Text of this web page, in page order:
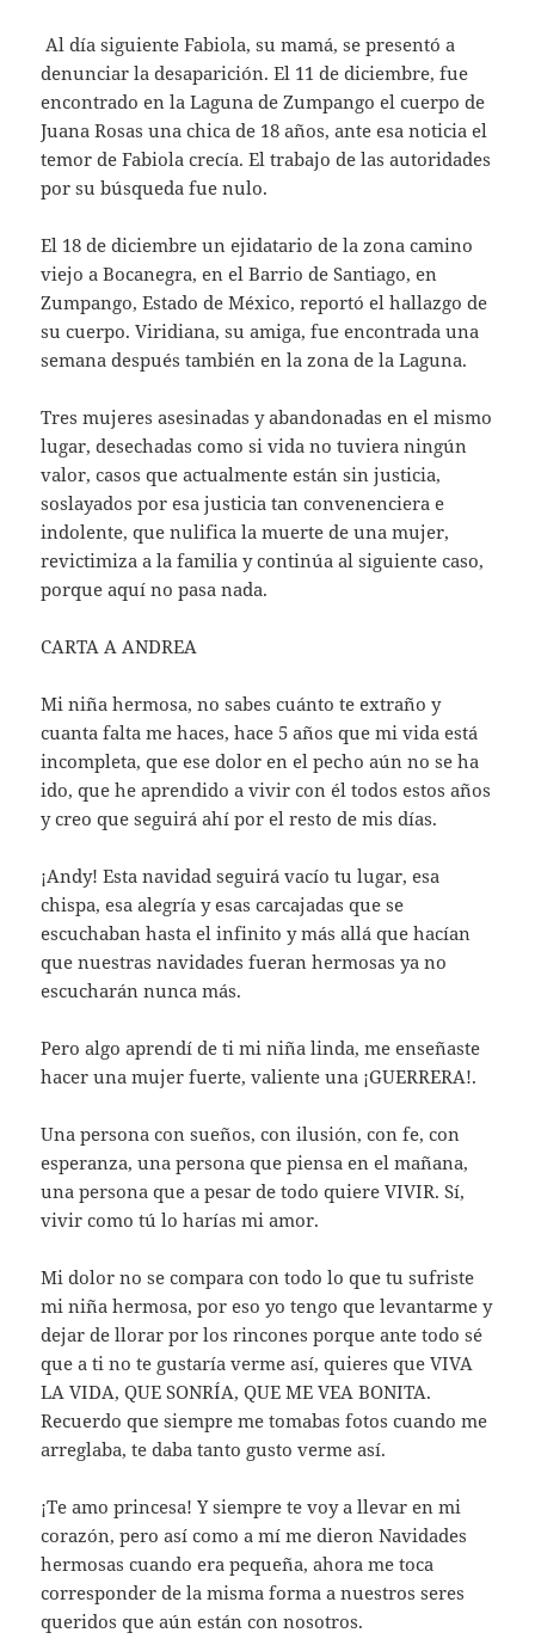
Al día siguiente Fabiola, su mamá, se presentó a
denunciar la desaparición. El 11 de diciembre, fue
encontrado en la Laguna de Zumpango el cuerpo de
Juana Rosas una chica de 18 años, ante esa noticia el
temor de Fabiola crecía. El trabajo de las autoridades
por su búsqueda fue nulo.
El 18 de diciembre un ejidatario de la zona camino
viejo a Bocanegra, en el Barrio de Santiago, en
Zumpango, Estado de México, reportó el hallazgo de
su cuerpo. Viridiana, su amiga, fue encontrada una
semana después también en la zona de la Laguna.
Tres mujeres asesinadas y abandonadas en el mismo
lugar, desechadas como si vida no tuviera ningún
valor, casos que actualmente están sin justicia,
soslayados por esa justicia tan convenenciera e
indolente, que nulifica la muerte de una mujer,
revictimiza a la familia y continúa al siguiente caso,
porque aquí no pasa nada.
CARTA A ANDREA
Mi niña hermosa, no sabes cuánto te extraño y
cuanta falta me haces, hace 5 años que mi vida está
incompleta, que ese dolor en el pecho aún no se ha
ido, que he aprendido a vivir con él todos estos años
y creo que seguirá ahí por el resto de mis días.
¡Andy! Esta navidad seguirá vacío tu lugar, esa
chispa, esa alegría y esas carcajadas que se
escuchaban hasta el infinito y más allá que hacían
que nuestras navidades fueran hermosas ya no
escucharán nunca más.
Pero algo aprendí de ti mi niña linda, me enseñaste
hacer una mujer fuerte, valiente una ¡GUERRERA!.
Una persona con sueños, con ilusión, con fe, con
esperanza, una persona que piensa en el mañana,
una persona que a pesar de todo quiere VIVIR. Sí,
vivir como tú lo harías mi amor.
Mi dolor no se compara con todo lo que tu sufriste
mi niña hermosa, por eso yo tengo que levantarme y
dejar de llorar por los rincones porque ante todo sé
que a ti no te gustaría verme así, quieres que VIVA
LA VIDA, QUE SONRÍA, QUE ME VEA BONITA.
Recuerdo que siempre me tomabas fotos cuando me
arreglaba, te daba tanto gusto verme así.
¡Te amo princesa! Y siempre te voy a llevar en mi
corazón, pero así como a mí me dieron Navidades
hermosas cuando era pequeña, ahora me toca
corresponder de la misma forma a nuestros seres
queridos que aún están con nosotros.